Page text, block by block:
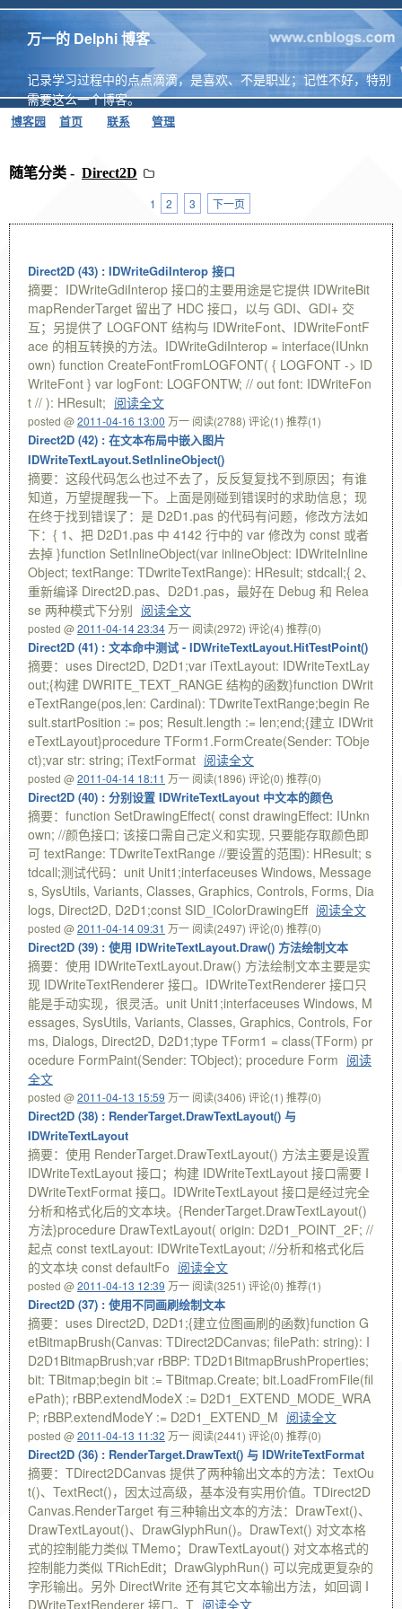
万一的 Delphi 博客
记录学习过程中的点点滴滴，是喜欢、不是职业；记性不好，特别
需要这么一个博客。
博客园 首页 联系 管理
随笔分类 - Direct2D
1
2 3 下一页
Direct2D (43) : IDWriteGdiInterop 接口
摘要：IDWriteGdiInterop 接口的主要用途是它提供 IDWriteBit
mapRenderTarget 留出了 HDC 接口，以与 GDI、GDI+ 交
互；另提供了 LOGFONT 结构与 IDWriteFont、IDWriteFontF
ace 的相互转换的方法。IDWriteGdiInterop = interface(IUnkn
own) function CreateFontFromLOGFONT( { LOGFONT -> ID
WriteFont } var logFont: LOGFONTW; // out font: IDWriteFon
t // ): HResult; 阅读全文
posted @2011-04-16 13:00 万一 阅读(2788) 评论(1) 推荐(1)
Direct2D (42) : 在文本布局中嵌入图片
IDWriteTextLayout.SetInlineObject()
摘要：这段代码怎么也过不去了，反反复复找不到原因；有谁
知道，万望提醒我一下。上面是刚碰到错误时的求助信息；现
在终于找到错误了：是 D2D1.pas 的代码有问题，修改方法如
下：{ 1、把 D2D1.pas 中 4142 行中的 var 修改为 const 或者
去掉 }function SetInlineObject(var inlineObject: IDWriteInline
Object; textRange: TDwriteTextRange): HResult; stdcall;{ 2、
重新编译 Direct2D.pas、D2D1.pas，最好在 Debug 和 Relea
se 两种模式下分别 阅读全文
posted @2011-04-14 23:34万一 阅读(2972) 评论(4) 推荐(0)
Direct2D (41) : 文本命中测试 - IDWriteTextLayout.HitTestPoint()
摘要：uses Direct2D, D2D1;var iTextLayout: IDWriteTextLay
out;{构建 DWRITE_TEXT_RANGE 结构的函数}function DWrit
eTextRange(pos,len: Cardinal): TDwriteTextRange;begin Re
sult.startPosition := pos; Result.length := len;end;{建立 IDWrit
eTextLayout}procedure TForm1.FormCreate(Sender: TObje
ct);var str: string; iTextFormat 阅读全文
posted @2011-04-14 18:11 万一 阅读(1896) 评论(0) 推荐(0)
Direct2D (40) : 分别设置 IDWriteTextLayout 中文本的颜色
摘要：function SetDrawingEffect( const drawingEffect: IUnkn
own; //颜色接口; 该接口需自己定义和实现, 只要能存取颜色即
可 textRange: TDwriteTextRange //要设置的范围): HResult; s
tdcall;测试代码：unit Unit1;interfaceuses Windows, Message
s, SysUtils, Variants, Classes, Graphics, Controls, Forms, Dia
logs, Direct2D, D2D1;const SID_IColorDrawingEff 阅读全文
posted @2011-04-14 09:31 万一 阅读(2497) 评论(0) 推荐(0)
Direct2D (39) : 使用 IDWriteTextLayout.Draw() 方法绘制文本
摘要：使用 IDWriteTextLayout.Draw() 方法绘制文本主要是实
现 IDWriteTextRenderer 接口。IDWriteTextRenderer 接口只
能是手动实现，很灵活。unit Unit1;interfaceuses Windows, M
essages, SysUtils, Variants, Classes, Graphics, Controls, For
ms, Dialogs, Direct2D, D2D1;type TForm1 = class(TForm) pr
ocedure FormPaint(Sender: TObject); procedure Form 阅读
全文
posted @2011-04-13 15:59 万一 阅读(3406) 评论(1) 推荐(0)
Direct2D (38) : RenderTarget.DrawTextLayout() 与
IDWriteTextLayout
摘要：使用 RenderTarget.DrawTextLayout() 方法主要是设置
IDWriteTextLayout 接口；构建 IDWriteTextLayout 接口需要 I
DWriteTextFormat 接口。IDWriteTextLayout 接口是经过完全
分析和格式化后的文本块。{RenderTarget.DrawTextLayout()
方法}procedure DrawTextLayout( origin: D2D1_POINT_2F; //
起点 const textLayout: IDWriteTextLayout; //分析和格式化后
的文本块 const defaultFo 阅读全文
posted @2011-04-13 12:39 万一 阅读(3251) 评论(0) 推荐(1)
Direct2D (37) : 使用不同画刷绘制文本
摘要：uses Direct2D, D2D1;{建立位图画刷的函数}function G
etBitmapBrush(Canvas: TDirect2DCanvas; filePath: string): I
D2D1BitmapBrush;var rBBP: TD2D1BitmapBrushProperties;
bit: TBitmap;begin bit := TBitmap.Create; bit.LoadFromFile(fil
ePath); rBBP.extendModeX := D2D1_EXTEND_MODE_WRA
P; rBBP.extendModeY := D2D1_EXTEND_M 阅读全文
posted @2011-04-13 11:32 万一 阅读(2441) 评论(0) 推荐(0)
Direct2D (36) : RenderTarget.DrawText() 与 IDWriteTextFormat
摘要：TDirect2DCanvas 提供了两种输出文本的方法：TextOu
t()、TextRect()，因太过高级，基本没有实用价值。TDirect2D
Canvas.RenderTarget 有三种输出文本的方法：DrawText()、
DrawTextLayout()、DrawGlyphRun()。DrawText() 对文本格
式的控制能力类似 TMemo；DrawTextLayout() 对文本格式的
控制能力类似 TRichEdit；DrawGlyphRun() 可以完成更复杂的
字形输出。另外 DirectWrite 还有其它文本输出方法，如回调 I
DWriteTextRenderer 接口。T 阅读全文